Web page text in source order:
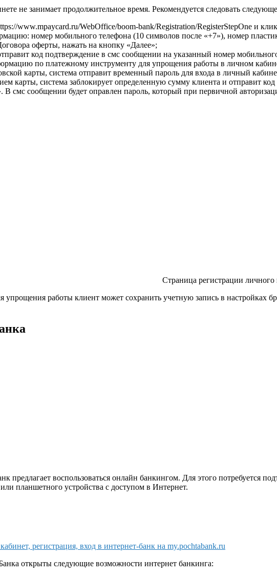
не занимает продолжительное время. Рекомендуется следовать
www.mpaycard.ru/WebOffice/boom-bank/Registration/RegisterStepOne и
номер мобильного телефона (10 символов после «+7»), номер
оферты, нажать на кнопку «Далее»;
код подтверждение в смс сообщении на указанный номер
по платежному инструменту для упрощения работы в личном
карты, система отправит временный пароль для входа в личный
карты, система заблокирует определенную сумму клиента и отправит
В смс сообщении будет оправлен пароль, который при первичной
Страница регистрации личного
упрощения работы клиент может сохранить учетную запись в настройках
предлагает воспользоваться онлайн банкингом. Для этого потребуется
планшетного устройства с доступом в Интернет.
регистрация, вход в интернет-банк на my.pochtabank.ru
открыты следующие возможности интернет банкинга: